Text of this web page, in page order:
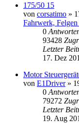
175/50 15
von corsatimo »
Fahrwerk,
0
93428
Letzter
17. Dez
Motor
von E1Driver»
0
79272
Letzter
19. Aug